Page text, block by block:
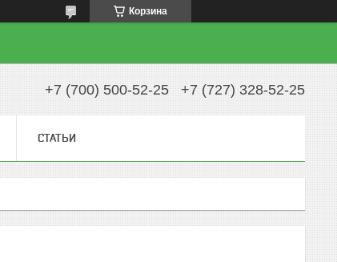
Корзина
+7 (700) 500-52-25 +7 (727) 328-52-25
СТАТЬИ